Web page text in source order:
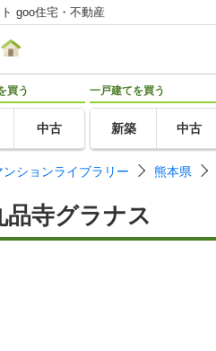
goo住宅・不動産
買う
中古
一戸建てを買う
新築 中古
ンションライブラリー 熊本県
寺グラナス